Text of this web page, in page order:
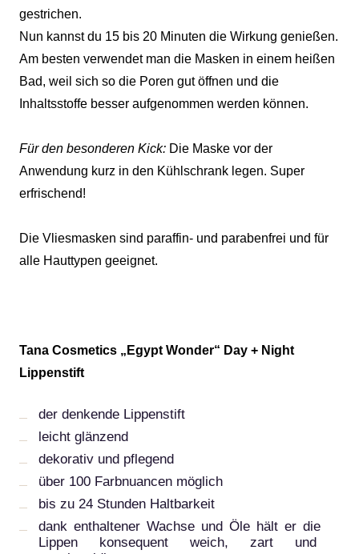
gestrichen.
Nun kannst du 15 bis 20 Minuten die Wirkung genießen.
Am besten verwendet man die Masken in einem heißen
Bad, weil sich so die Poren gut öffnen und die
Inhaltsstoffe besser aufgenommen werden können.
Für den besonderen Kick: Die Maske vor der
Anwendung kurz in den Kühlschrank legen. Super
erfrischend!
Die Vliesmasken sind paraffin- und parabenfrei und für
alle Hauttypen geeignet.
Tana Cosmetics „Egypt Wonder“ Day + Night
Lippenstift
der denkende Lippenstift
leicht glänzend
dekorativ und pflegend
über 100 Farbnuancen möglich
bis zu 24 Stunden Haltbarkeit
dank enthaltener Wachse und Öle hält er die
Lippen konsequent weich, zart und